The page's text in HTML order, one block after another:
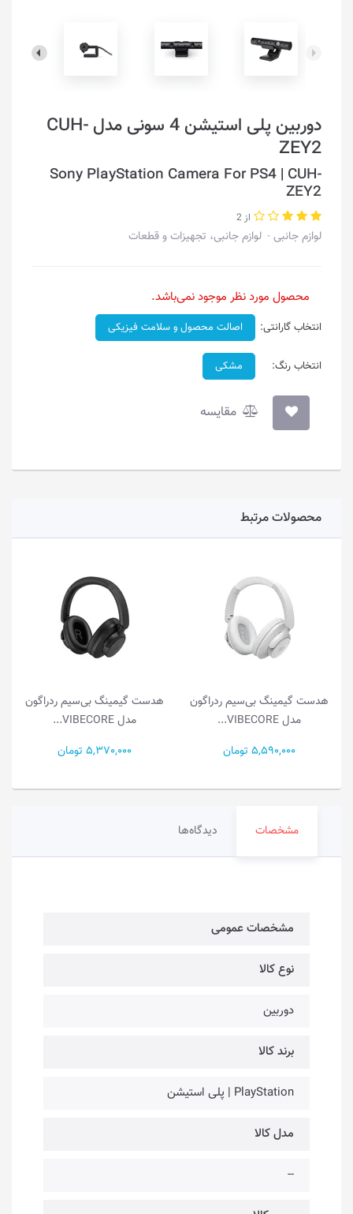
دوربین پلی استیشن 4 سونی مدل CUH-
ZEY2
Sony PlayStation Camera For PS4 | CUH-
ZEY2
از 2
لوازم جانبی لوازم جانبی، تجهیزات و قطعات
محصول مورد نظر موجود نمی‌باشد.
انتخاب گارانتی: اصالت محصول و سلامت فیزیکی
انتخاب رنگ: مشکی
مقایسه
محصولات مرتبط
هدست گیمینگ بی‌سیم ردراگون
مدل VIBECORE...
5,590,000 تومان
هدست گیمینگ بی‌سیم ردراگون
مدل VIBECORE...
5,370,000 تومان
مشخصات دیدگاه‌ها
مشخصات عمومی
نوع کالا
دوربین
برند کالا
PlayStation | پلی استیشن
مدل کالا
--